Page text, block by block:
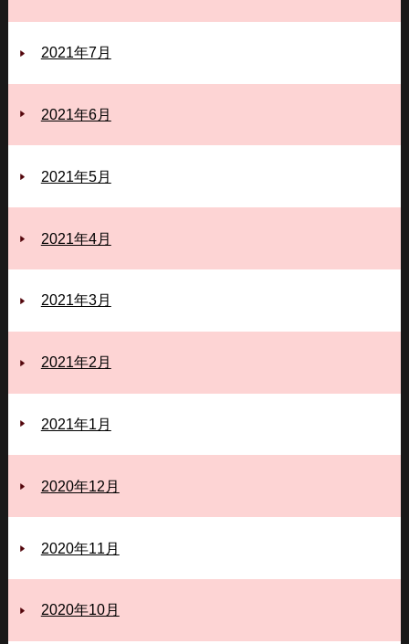
2021年7月
2021年6月
2021年5月
2021年4月
2021年3月
2021年2月
2021年1月
2020年12月
2020年11月
2020年10月